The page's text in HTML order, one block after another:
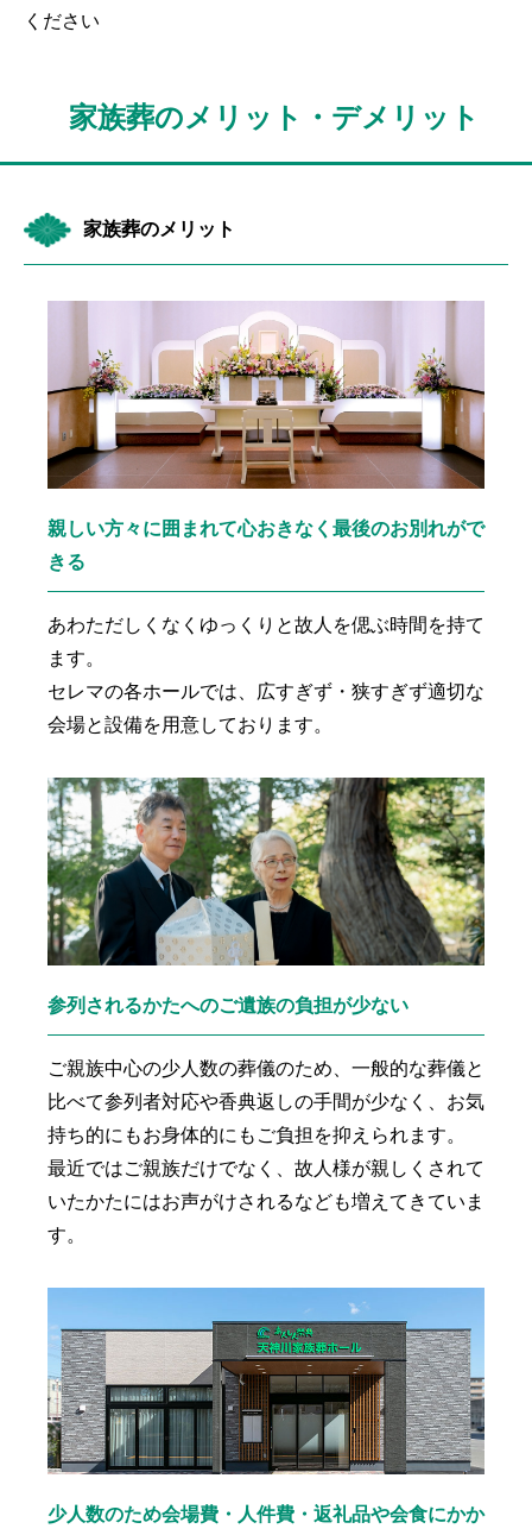
ください
家族葬のメリット・デメリット
家族葬のメリット
親しい方々に囲まれて心おきなく最後のお別れがで
きる
あわただしくなくゆっくりと故人を偲ぶ時間を持て
ます。
セレマの各ホールでは、広すぎず・狭すぎず適切な
会場と設備を用意しております。
参列されるかたへのご遺族の負担が少ない
ご親族中心の少人数の葬儀のため、一般的な葬儀と
比べて参列者対応や香典返しの手間が少なく、お気
持ち的にもお身体的にもご負担を抑えられます。
最近ではご親族だけでなく、故人様が親しくされて
いたかたにはお声がけされるなども増えてきていま
す。
少人数のため会場費・人件費・返礼品や会食にかか